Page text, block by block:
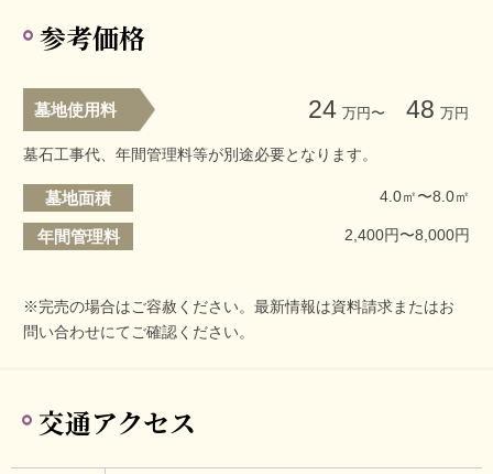
参考価格
墓地使用料 24 万円〜 48 万円
墓石工事代、年間管理料等が別途必要となります。
墓地面積 4.0㎡〜8.0㎡
年間管理料 2,400円〜8,000円
※完売の場合はご容赦ください。最新情報は資料請求またはお
問い合わせにてご確認ください。
交通アクセス